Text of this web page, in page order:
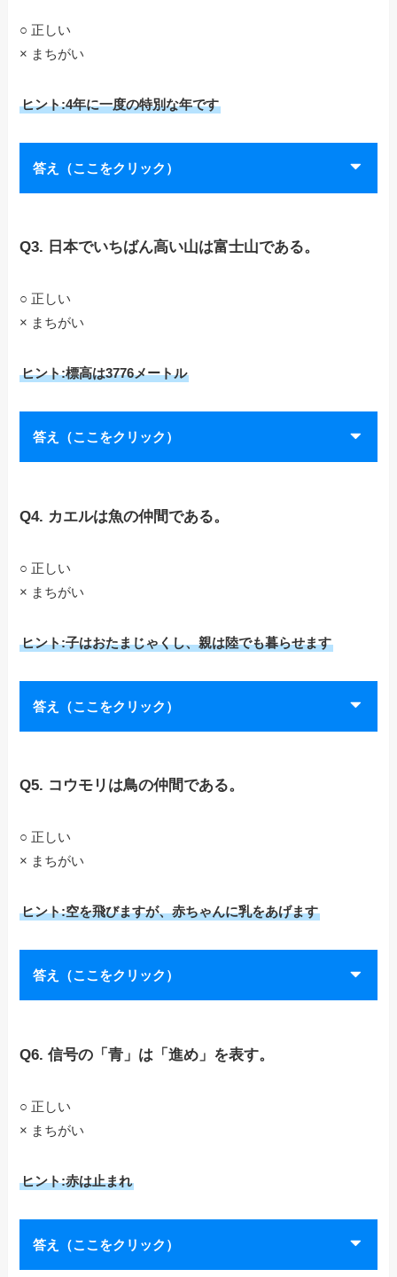
○ 正しい
× まちがい
ヒント:4年に一度の特別な年です
答え（ここをクリック）
Q3. 日本でいちばん高い山は富士山である。
○ 正しい
× まちがい
ヒント:標高は3776メートル
答え（ここをクリック）
Q4. カエルは魚の仲間である。
○ 正しい
× まちがい
ヒント:子はおたまじゃくし、親は陸でも暮らせます
答え（ここをクリック）
Q5. コウモリは鳥の仲間である。
○ 正しい
× まちがい
ヒント:空を飛びますが、赤ちゃんに乳をあげます
答え（ここをクリック）
Q6. 信号の「青」は「進め」を表す。
○ 正しい
× まちがい
ヒント:赤は止まれ
答え（ここをクリック）